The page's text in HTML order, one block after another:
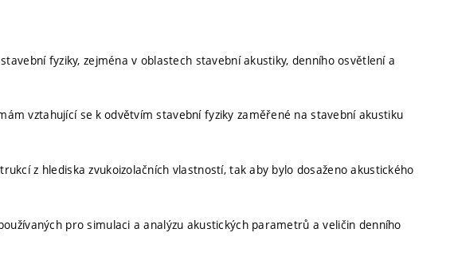
fyziky, zejména v oblastech stavební akustiky, denního osvětlení a
vztahující se k odvětvím stavební fyziky zaměřené na stavební akustiku
z hlediska zvukoizolačních vlastností, tak aby bylo dosaženo akustického
pro simulaci a analýzu akustických parametrů a veličin denního